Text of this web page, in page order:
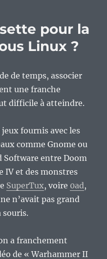
pour la
Linux ?
de temps, associer
une franche
difficile à atteindre.
jeux fournis avec les
comme Gnome ou
Software entre Doom
IV et des monstres
SuperTux, voire 0ad,
n’avait pas grand
souris.
a franchement
de « Warhammer II